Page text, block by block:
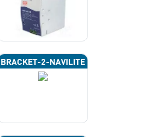
BRACKET-2-NAVILITE